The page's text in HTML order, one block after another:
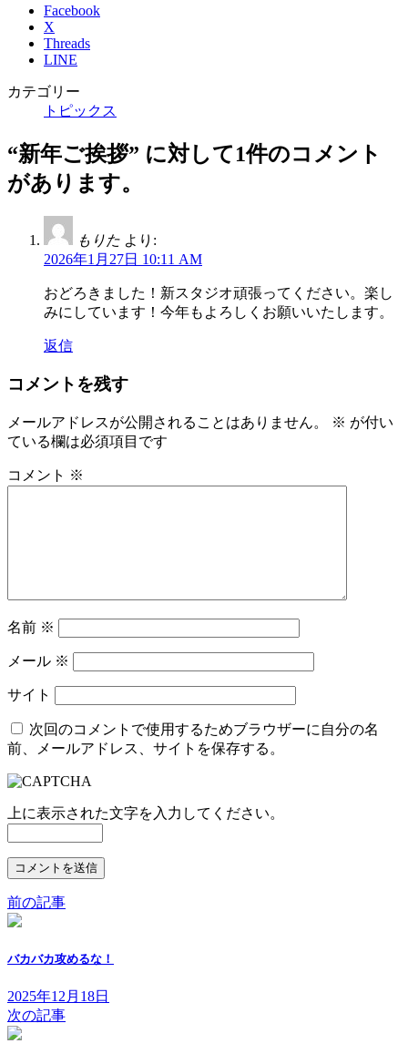
Facebook
X
Threads
LINE
カテゴリー
トピックス
“新年ご挨拶” に対して1件のコメント
があります。
もりた より:
2026年1月27日 10:11 AM
おどろきました！新スタジオ頑張ってください。楽し
みにしています！今年もよろしくお願いいたします。
返信
コメントを残す
メールアドレスが公開されることはありません。 ※ が付い
ている欄は必須項目です
コメント ※
名前 ※
メール ※
サイト
次回のコメントで使用するためブラウザーに自分の名
前、メールアドレス、サイトを保存する。
上に表示された文字を入力してください。
前の記事
バカバカ攻めるな！
2025年12月18日
次の記事